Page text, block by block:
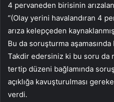
4 pervaneden birisinin
“(Olay yerini havalandıran 4
arıza kelepçeden
Bu da soruşturma aşamasında
Takdir edersiniz ki bu soru da
tertip düzeni bağlamında
açıklığa kavuşturulması
verdi.